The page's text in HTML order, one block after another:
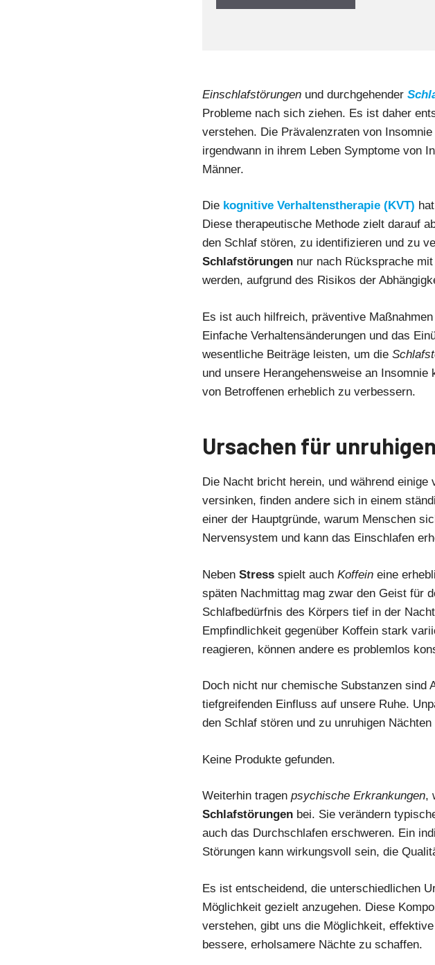
Einschlafstörungen und durchgehender
Probleme nach sich ziehen. Es ist daher
verstehen. Die Prävalenzraten von
irgendwann in ihrem Leben Symptome von
Männer.
Die kognitive Verhaltenstherapie (KVT)
Diese therapeutische Methode zielt darauf
den Schlaf stören, zu identifizieren und zu
Schlafstörungen nur nach Rücksprache
werden, aufgrund des Risikos der
Es ist auch hilfreich, präventive
Einfache Verhaltensänderungen und das
wesentliche Beiträge leisten, um die
und unsere Herangehensweise an
von Betroffenen erheblich zu verbessern.
Ursachen für
Die Nacht bricht herein, und während
versinken, finden andere sich in einem
einer der Hauptgründe, warum Menschen
Nervensystem und kann das Einschlafen
Neben Stress spielt auch Koffein eine
späten Nachmittag mag zwar den Geist für
Schlafbedürfnis des Körpers tief in der
Empfindlichkeit gegenüber Koffein stark
reagieren, können andere es problemlos
Doch nicht nur chemische Substanzen sind
tiefgreifenden Einfluss auf unsere Ruhe.
den Schlaf stören und zu unruhigen Nächten
Keine Produkte gefunden.
Weiterhin tragen psychische Erkrankungen,
Schlafstörungen bei. Sie verändern
auch das Durchschlafen erschweren. Ein
Störungen kann wirkungsvoll sein, die
Es ist entscheidend, die unterschiedlichen
Möglichkeit gezielt anzugehen. Diese
verstehen, gibt uns die Möglichkeit,
bessere, erholsamere Nächte zu schaffen.